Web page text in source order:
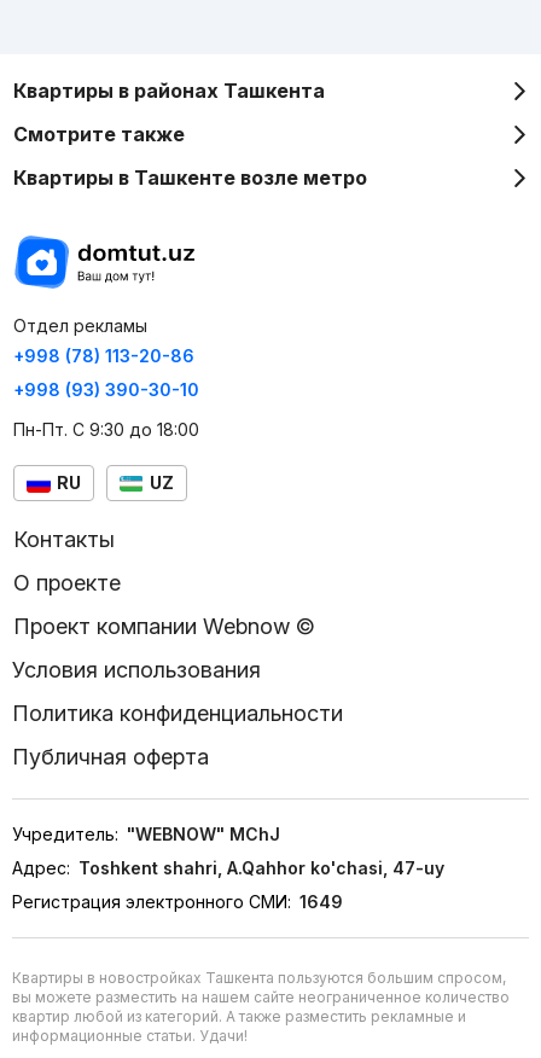
Квартиры в районах Ташкента
Смотрите также
Квартиры в Ташкенте возле метро
Отдел рекламы
+998 (78) 113-20-86
+998 (93) 390-30-10
Пн-Пт. С 9:30 до 18:00
RU UZ
Контакты
О проекте
Проект компании Webnow ©
Условия использования
Политика конфиденциальности
Публичная оферта
Учредитель: "WEBNOW" MChJ
Адрес: Toshkent shahri, A.Qahhor ko'chasi, 47-uy
Регистрация электронного СМИ: 1649
Квартиры в новостройках Ташкента пользуются большим спросом,
вы можете разместить на нашем сайте неограниченное количество
квартир любой из категорий. А также разместить рекламные и
информационные статьи. Удачи!